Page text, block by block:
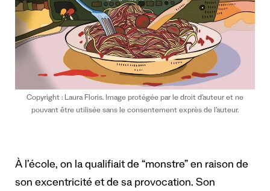
Copyright : Laura Floris. Image protégée par le droit d’auteur et ne
pouvant être utilisée sans le consentement exprès de l’auteur.
À l’école, on la qualifiait de “monstre” en raison de
son excentricité et de sa provocation. Son